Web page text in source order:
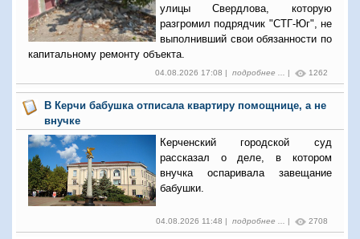
улицы Свердлова, которую
разгромил подрядчик "СТГ-Юг", не
выполнивший свои обязанности по
капитальному ремонту объекта.
04.08.2026 17:08 | подробнее ... | 1262
В Керчи бабушка отписала квартиру помощнице, а не
внучке
Керченский городской суд
рассказал о деле, в котором
внучка оспаривала завещание
бабушки.
04.08.2026 11:48 | подробнее ... | 2708